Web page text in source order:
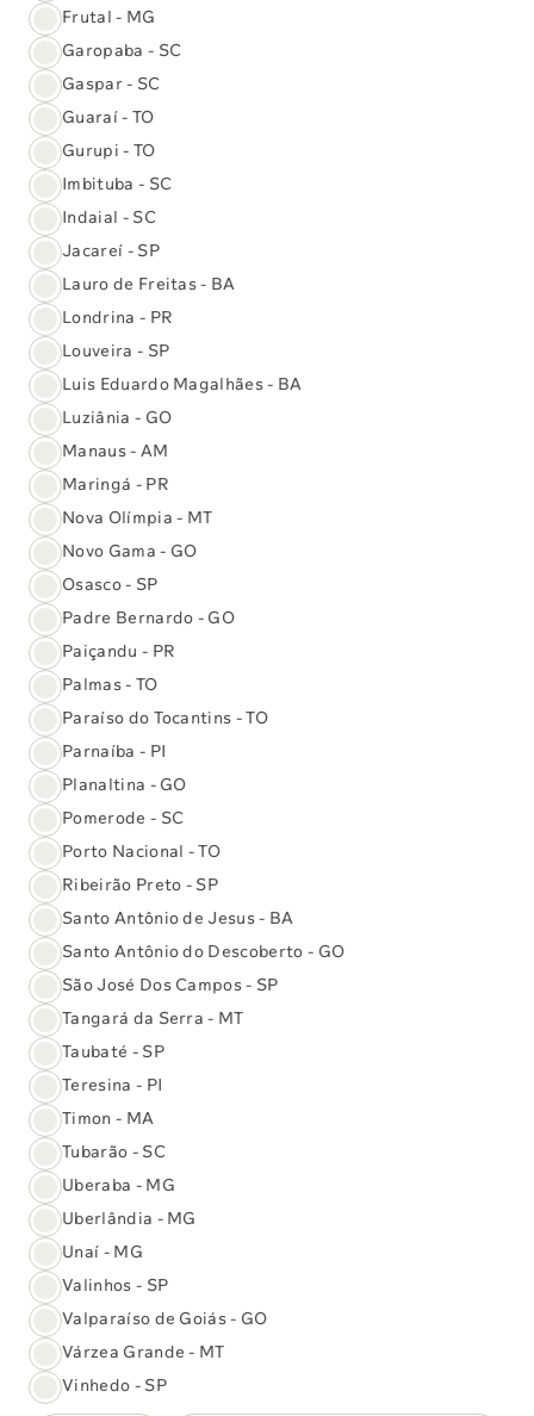
390 genes associados a doenças.
Sequenciamento Completo do
Exoma (NGS)
O exoma avalia cerca de 20.000 genes, permitindo a
análise de possíveis alterações genéticas
O exame analisa
20 mil genes
Saiba mais
Painel para Câncer Colorretal
Hereditário (NGS)
Visa identificar variantes genéticas no câncer
colorretal possibilitando estratégias preventivas
personalizadas, reduzindo riscos.
O exame analisa
24 genes
Saiba mais
Painel para Anemia de Fanconi
(NGS)
Investiga genes ligados à síndrome multissistêmica
com baixa estatura, falência medular, anomalias
congênitas e predisposição ao câncer.
O exame analisa
24 genes
Painel para Câncer de Próstata
Hereditário (NGS)
Examina genes ligados ao risco de câncer de próstata
hereditário.
O exame analisa
21 genes
Frutal - MG
Garopaba - SC
Gaspar - SC
Guaraí - TO
Gurupi - TO
Imbituba - SC
Indaial - SC
Jacareí - SP
Lauro de Freitas - BA
Londrina - PR
Louveira - SP
Luis Eduardo Magalhães - BA
Luziânia - GO
Manaus - AM
Maringá - PR
Nova Olímpia - MT
Novo Gama - GO
Osasco - SP
Padre Bernardo - GO
Paiçandu - PR
Palmas - TO
Paraíso do Tocantins - TO
Parnaíba - PI
Planaltina - GO
Pomerode - SC
Porto Nacional - TO
Ribeirão Preto - SP
Santo Antônio de Jesus - BA
Santo Antônio do Descoberto - GO
São José Dos Campos - SP
Tangará da Serra - MT
Taubaté - SP
Teresina - PI
Timon - MA
Tubarão - SC
Uberaba - MG
Uberlândia - MG
Unaí - MG
Valinhos - SP
Valparaíso de Goiás - GO
Várzea Grande - MT
Vinhedo - SP